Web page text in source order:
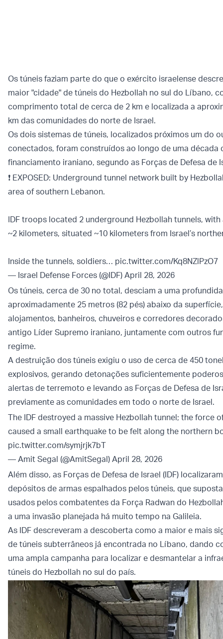
Os túneis faziam parte do que o exército israelense
maior "cidade" de túneis do Hezbollah no sul do Líbano,
comprimento total de cerca de 2 km e localizada a
km das comunidades do norte de Israel.
Os dois sistemas de túneis, localizados próximos um do
conectados, foram construídos ao longo de uma década
financiamento iraniano, segundo as Forças de Defesa de
❗️ EXPOSED: Underground tunnel network built by
area of southern Lebanon.
IDF troops located 2 underground Hezbollah tunnels,
~2 kilometers, situated ~10 kilometers from Israel’s
Inside the tunnels, soldiers… pic.twitter.com/Kq8NZlPzO7
— Israel Defense Forces (@IDF) April 28, 2026
Os túneis, cerca de 30 no total, desciam a uma
aproximadamente 25 metros (82 pés) abaixo da
alojamentos, banheiros, chuveiros e corredores
antigo Líder Supremo iraniano, juntamente com outros
regime.
A destruição dos túneis exigiu o uso de cerca de 450
explosivos, gerando detonações suficientemente
alertas de terremoto e levando as Forças de Defesa de
previamente as comunidades em todo o norte de Israel.
The IDF destroyed a massive Hezbollah tunnel; the force
caused a small earthquake to be felt along the northern
pic.twitter.com/symjrjk7bT
— Amit Segal (@AmitSegal) April 28, 2026
Além disso, as Forças de Defesa de Israel (IDF)
depósitos de armas espalhados pelos túneis, que
usados ​​pelos combatentes da Força Radwan do
a uma invasão planejada há muito tempo na Galileia.
As IDF descreveram a descoberta como a maior e mais
de túneis subterrâneos já encontrada no Líbano, dando
uma ampla campanha para localizar e desmantelar a
túneis do Hezbollah no sul do país.